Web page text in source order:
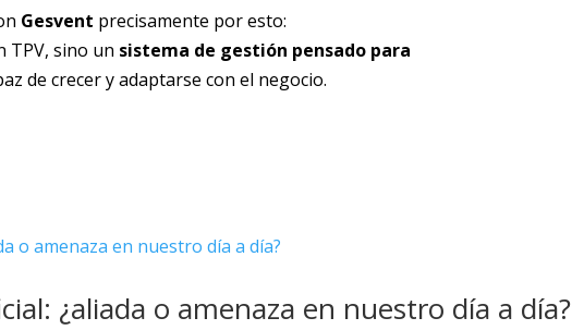
Gesvent precisamente por esto:
TPV, sino un sistema de gestión pensado para
de crecer y adaptarse con el negocio.
¿aliada o amenaza en nuestro día a día?